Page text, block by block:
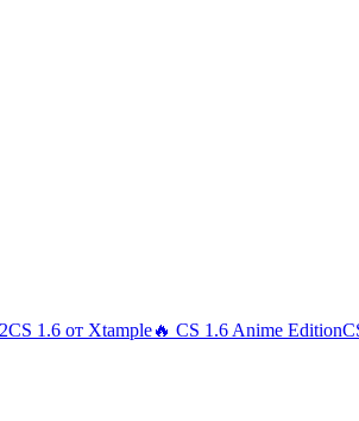
CS 1.6 от Xtample🔥 CS 1.6 Anime Edition